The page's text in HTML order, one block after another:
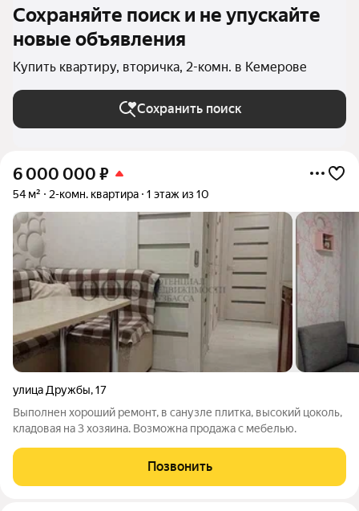
Сохраняйте поиск и не упускайте
новые объявления
Купить квартиру, вторичка, 2-комн. в Кемерове
Сохранить поиск
6 000 000 ₽
54 м² 2-комн. квартира 1 этаж из 10
улица Дружбы,17
Выполнен хороший ремонт, в санузле плитка, высокий цоколь,
кладовая на 3 хозяина. Возможна продажа с мебелью.
Позвонить